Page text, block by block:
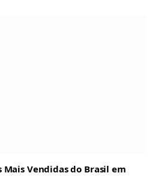
Mais Vendidas do Brasil em